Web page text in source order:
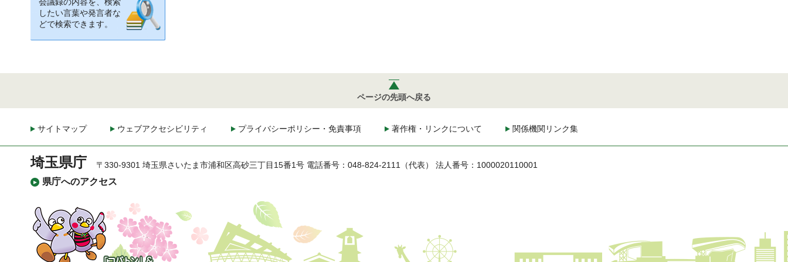
したい言葉や発言者な
どで検索できます。
ページの先頭へ戻る
サイトマップ ウェブアクセシビリティ プライバシーポリシー・免責事項 著作権・リンクについて 関係機関リンク集
埼玉県庁
県庁へのアクセス
〒330-9301 埼玉県さいたま市浦和区高砂三丁目15番1号 電話番号：048-824-2111（代表） 法人番号：1000020110001